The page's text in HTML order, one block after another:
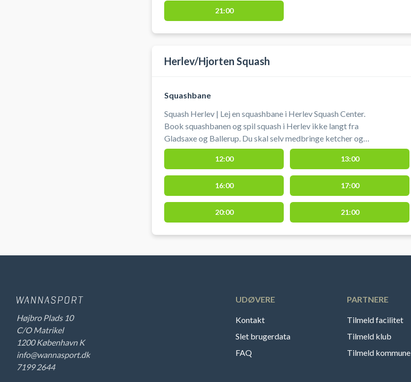
21:00
Herlev/Hjorten Squash
Squashbane
Squash Herlev | Lej en squashbane i Herlev Squash Center.
Book squashbanen og spil squash i Herlev ikke langt fra
Gladsaxe og Ballerup. Du skal selv medbringe ketcher og
bolde. Spil squash i Herlev. Lyset tændes når tiden starter.
Det er ikke tilladt at spille med sorte såler!
12:00 13:00
16:00 17:00
20:00 21:00
Højbro Plads 10
C/O Matrikel
1200 København K
info@wannasport.dk
7199 2644
UDØVERE
Kontakt
Slet brugerdata
FAQ
PARTNERE
Tilmeld facilitet
Tilmeld klub
Tilmeld kommune